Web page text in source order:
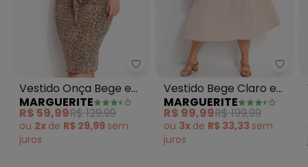
Marguerite - Vestido Onça
Vestido Onça Bege em
Malha Fria
MARGUERITE
R$ 59,99R$ 129,99
ou 2x de R$ 29,99 sem
juros
Vestido Bege Claro em
Crepe Plano
MARGUERITE
R$ 99,99R$ 199,99
ou 3x de R$ 33,33 sem
juros